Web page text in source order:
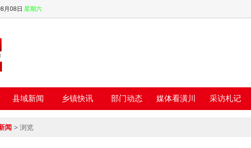
月08日 星期六
县域新闻 乡镇快讯 部门动态 媒体看潢川 采访札记
闻 > 浏览